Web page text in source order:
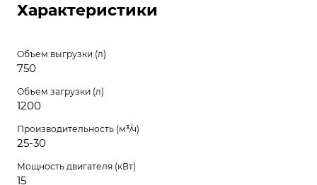
Характеристики
Объем выгрузки (л)
750
Объем загрузки (л)
1200
Производительность (м³/ч)
25-30
Мощность двигателя (кВт)
15